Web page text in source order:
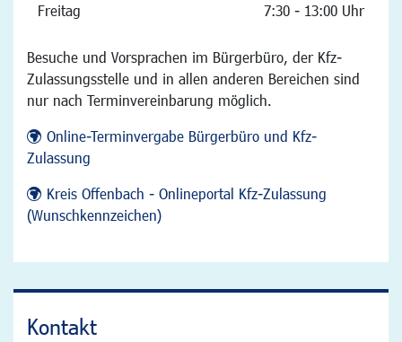
Freitag 7:30 - 13:00 Uhr
Besuche und Vorsprachen im Bürgerbüro, der Kfz-
Zulassungsstelle und in allen anderen Bereichen sind
nur nach Terminvereinbarung möglich.
Online-Terminvergabe Bürgerbüro und Kfz-
Zulassung
Kreis Offenbach - Onlineportal Kfz-Zulassung
(Wunschkennzeichen)
Kontakt